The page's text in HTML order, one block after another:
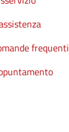
frequenti